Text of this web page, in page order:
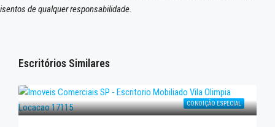
isentos de qualquer responsabilidade.
Escritórios Similares
CONDIÇÃO ESPECIAL